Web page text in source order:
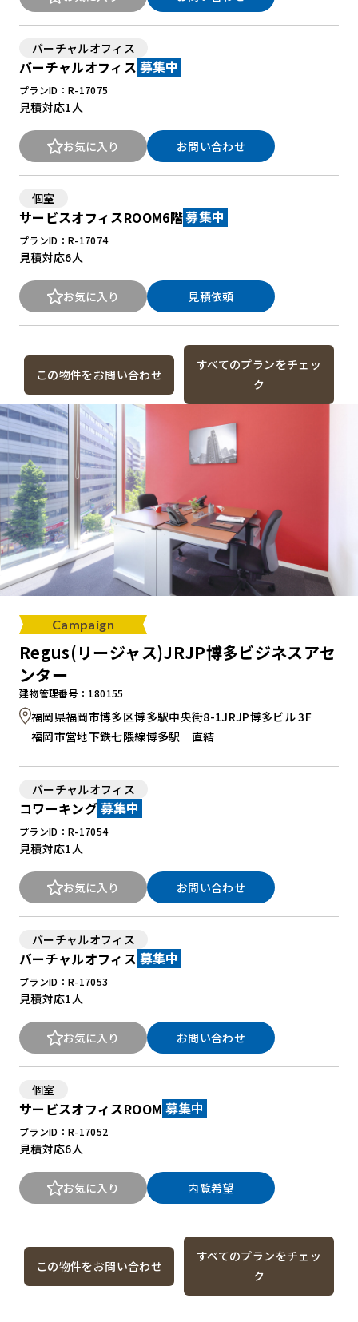
バーチャルオフィス
バーチャルオフィス 募集中
プランID：R-17075
見積対応1人
お気に入り お問い合わせ
個室
サービスオフィスROOM6階募集中
プランID：R-17074
見積対応6人
お気に入り 見積依頼
この物件をお問い合わせ
すべてのプランをチェッ
ク
Campaign
Regus(リージャス)JRJP博多ビジネスアセ
ンター
建物管理番号：180155
福岡県福岡市博多区博多駅中央街8-1JRJP博多ビル 3F
福岡市営地下鉄七隈線博多駅 直結
バーチャルオフィス
コワーキング 募集中
プランID：R-17054
見積対応1人
お気に入り お問い合わせ
バーチャルオフィス
バーチャルオフィス 募集中
プランID：R-17053
見積対応1人
お気に入り お問い合わせ
個室
サービスオフィスROOM 募集中
プランID：R-17052
見積対応6人
お気に入り 内覧希望
この物件をお問い合わせ
すべてのプランをチェッ
ク